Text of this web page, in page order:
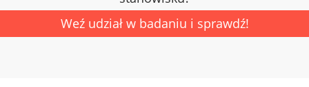
Weź udział w badaniu i sprawdź!